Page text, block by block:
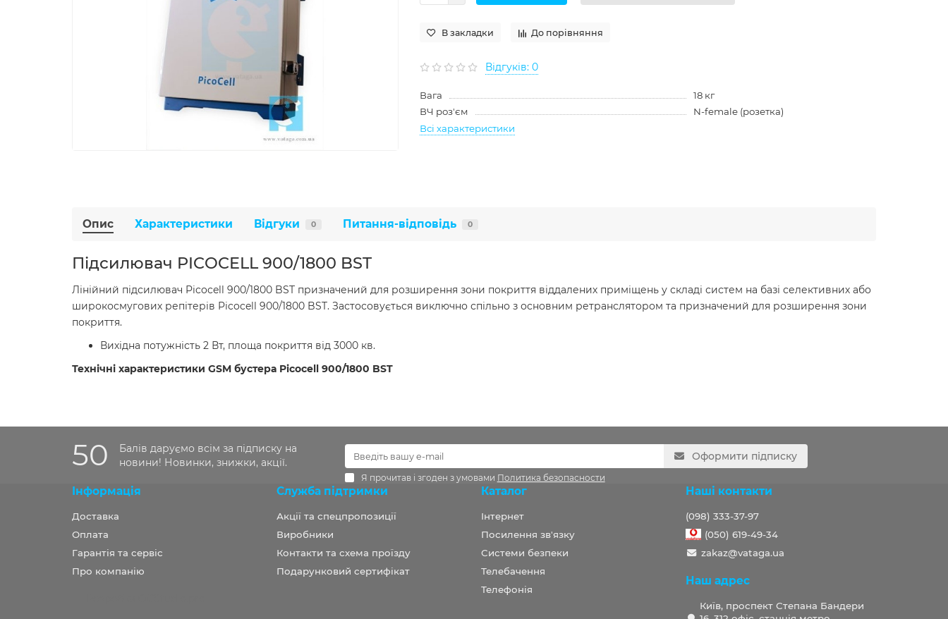
В закладки До порівняння
Відгуків: 0
Вага
18 кг
ВЧ роз'єм
N-female (розетка)
Всі характеристики
Опис Характеристики Відгуки 0 Питання-відповідь 0
Підсилювач PICOCELL 900/1800 BST
Лінійний підсилювач Picocell 900/1800 BST призначений для розширення зони покриття віддалених приміщень у складі систем на базі селективних або
широкосмугових репітерів Picocell 900/1800 BST. Застосовується виключно спільно з основним ретранслятором та призначений для розширення зони
покриття.
Вихідна потужність 2 Вт, площа покриття від 3000 кв.
Технічні характеристики GSM бустера Picocell 900/1800 BST
50
Балів даруємо всім за підписку на
новини! Новинки, знижки, акції.
Оформити підписку
Я прочитав і згоден з умовами Политика безопасности
Інформація
Доставка
Оплата
Гарантія та сервіс
Про компанію
Служба підтримки
Акції та спецпропозиції
Виробники
Контакти та схема проїзду
Подарунковий сертифікат
Каталог
Інтернет
Посилення зв'язку
Системи безпеки
Телебачення
Телефонія
Наші контакти
(098) 333-37-97
(050) 619-49-34
zakaz@vataga.ua
Наш адрес
Київ, проспект Степана Бандери